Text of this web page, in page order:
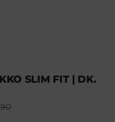
SLIM FIT | DK.